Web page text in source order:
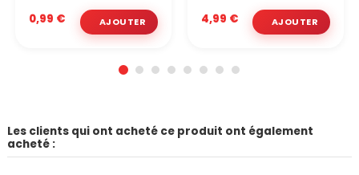
0,99 € 4,99 €
Les clients qui ont acheté ce produit ont également
acheté :